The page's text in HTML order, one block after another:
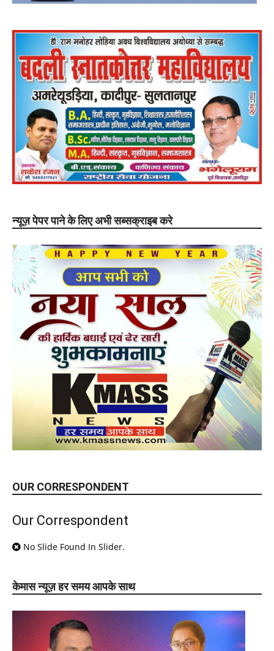
न्यूज़ पेपर पाने के लिए अभी सब्सक्राइब करे
OUR CORRESPONDENT
Our Correspondent
No Slide Found In Slider.
केमास न्यूज़ हर समय आपके साथ